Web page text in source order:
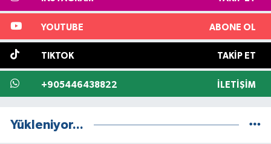
YOUTUBE ABONE OL
TIKTOK TAKIP ET
+905446438822 İLETIŞIM
Yükleniyor...